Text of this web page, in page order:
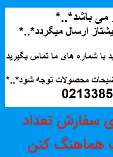
سفارش تعداد
هماهنگ کنن